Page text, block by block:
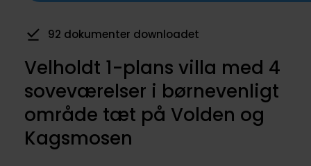
8 har gemt som favorit
Velholdt 1-plans villa med 4
soveværelser i børnevenligt
område tæt på Volden og
Kagsmosen